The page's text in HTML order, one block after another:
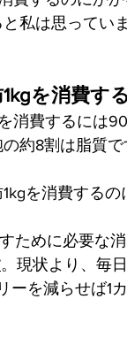
私は思っていま
を消費す
消費するには
約8割は脂質
を消費する
ために必要な
。現状より、毎
を減らせば1